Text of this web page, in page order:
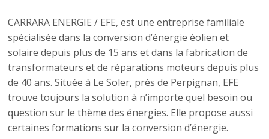
CARRARA ENERGIE / EFE, est une entreprise familiale
spécialisée dans la conversion d’énergie éolien et
solaire depuis plus de 15 ans et dans la fabrication de
transformateurs et de réparations moteurs depuis plus
de 40 ans. Située à Le Soler, près de Perpignan, EFE
trouve toujours la solution à n’importe quel besoin ou
question sur le thème des énergies. Elle propose aussi
certaines formations sur la conversion d’énergie.